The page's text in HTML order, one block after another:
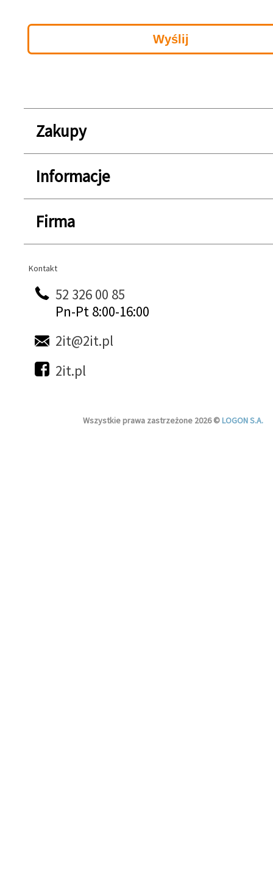
Zakupy
Informacje
Firma
Kontakt
Kontakt
52 326 00 85
Pn-Pt 8:00-16:00
2it@2it.pl
2it.pl
Wszystkie prawa zastrzeżone 2026 ©LOGON S.A.